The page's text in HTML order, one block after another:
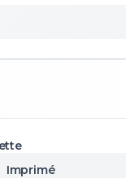
Imprimé